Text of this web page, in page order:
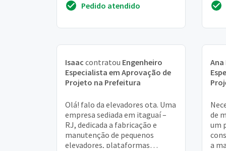
pra ser aprovado na ...
Pedido atendido
Isaac contratou Engenheiro
Especialista em Aprovação de
Projeto na Prefeitura
Olá! falo da elevadores ota. Uma
empresa sediada em itaguaí –
RJ, dedicada a fabricação e
manutenção de pequenos
elevadores, plataformas
Ana
de
um
a